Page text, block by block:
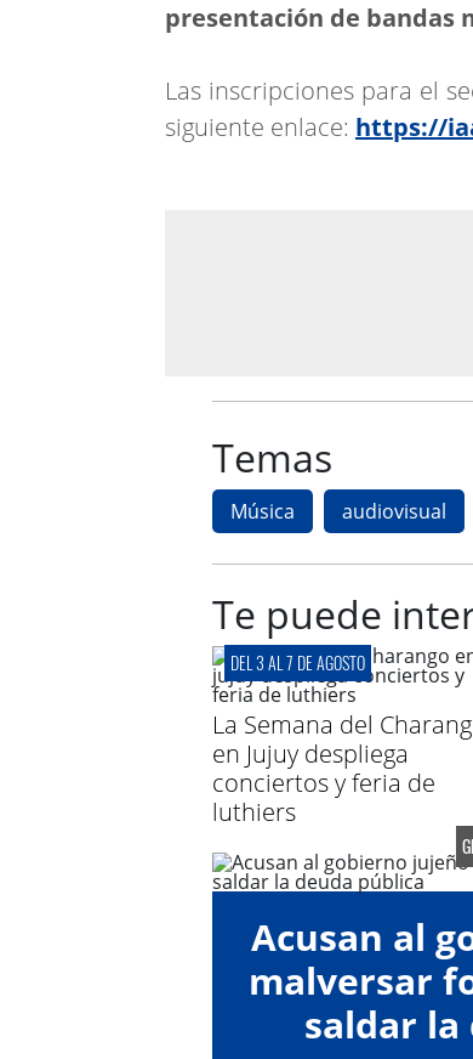
presentación de bandas
Las inscripciones para el
siguiente enlace: https://
Temas
Música audiovisual
Te puede
DEL 3 AL 7 DE AGOSTO
La Semana del
en Jujuy despliega
conciertos y feria de
luthiers
Acusan al
malversar
saldar la